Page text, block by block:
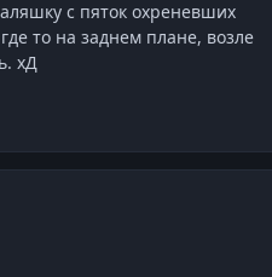
с пяток охреневших
то на заднем плане, возле
хД